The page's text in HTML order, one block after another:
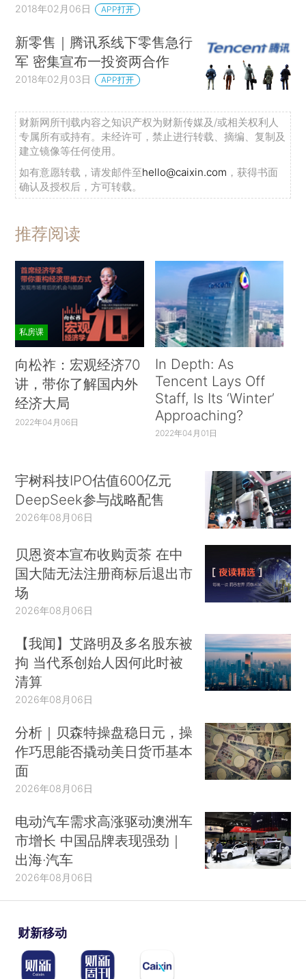
2018年02月06日 APP打开
新零售｜腾讯系线下零售急行
军 密集宣布一投资两合作
2018年02月03日 APP打开
财新网所刊载内容之知识产权为财新传媒及/或相关权利人
专属所有或持有。未经许可，禁止进行转载、摘编、复制及
建立镜像等任何使用。
如有意愿转载，请发邮件至hello@caixin.com ，获得书面
确认及授权后，方可转载。
推荐阅读
私房课
向松祚：宏观经济70
讲，带你了解国内外
经济大局
2022年04月06日
In Depth: As
Tencent Lays Off
Staff, Is Its ‘Winter’
Approaching?
2022年04月01日
宇树科技IPO估值600亿元
DeepSeek参与战略配售
2026年08月06日
贝恩资本宣布收购贡茶 在中
国大陆无法注册商标后退出市
场
2026年08月06日
【我闻】艾路明及多名股东被
拘 当代系创始人因何此时被
清算
2026年08月06日
分析｜贝森特操盘稳日元，操
作巧思能否撬动美日货币基本
面
2026年08月06日
电动汽车需求高涨驱动澳洲车
市增长 中国品牌表现强劲｜
出海·汽车
2026年08月06日
财新移动